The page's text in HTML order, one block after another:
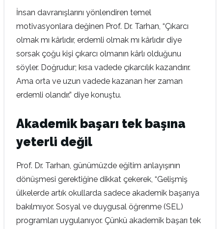
İnsan davranışlarını yönlendiren temel
motivasyonlara değinen Prof. Dr. Tarhan, “Çıkarcı
olmak mı kârlıdır, erdemli olmak mı kârlıdır diye
sorsak çoğu kişi çıkarcı olmanın kârlı olduğunu
söyler. Doğrudur; kısa vadede çıkarcılık kazandırır.
Ama orta ve uzun vadede kazanan her zaman
erdemli olandır.” diye konuştu.
Akademik başarı tek başına
yeterli değil
Prof. Dr. Tarhan, günümüzde eğitim anlayışının
dönüşmesi gerektiğine dikkat çekerek, “Gelişmiş
ülkelerde artık okullarda sadece akademik başarıya
bakılmıyor. Sosyal ve duygusal öğrenme (SEL)
programları uygulanıyor. Çünkü akademik başarı tek